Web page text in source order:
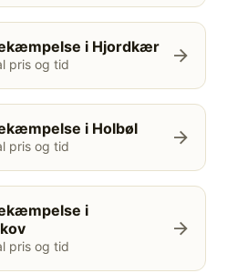
i Hjordkær
pris og tid arrow_forward
i Holbøl
pris og tid arrow_forward
i
pris og tid
arrow_forward